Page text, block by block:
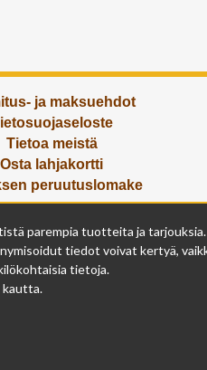
ja maksuehdot
Tietoa meistä
Osta lahjakortti
peruutuslomake
Olemme avoinna
ma - pe 9 - 17
la 9 - 14
su suljettu
parempia tuotteita ja tarjouksia.
tiedot voivat kertyä,
tietoja.
kautta.